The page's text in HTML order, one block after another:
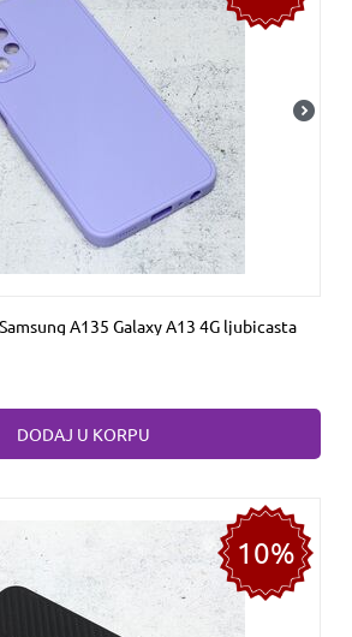
A135 Galaxy A13 4G ljubicasta
DODAJ U KORPU
10%